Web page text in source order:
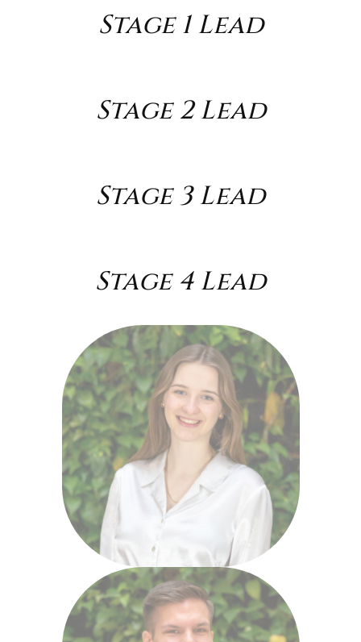
Stage 1 Lead
Stage 2 Lead
Stage 3 Lead
Stage 4 Lead